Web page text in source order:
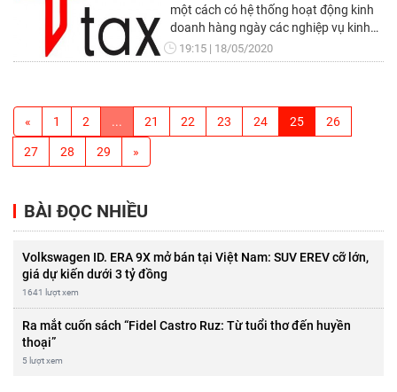
một cách có hệ thống hoạt động kinh
doanh hàng ngày các nghiệp vụ kinh
tế phát sinh và các sự kiện kinh tế khác
như: giám sát, thực hiện các khoản thu
kho hàng mua, xuất kho bán hàng,
tính lương nhân viên…
19:15 18/05/2020
« 1 2 ... 21 22 23 24 25 26
27 28 29 »
BÀI ĐỌC NHIỀU
Volkswagen ID. ERA 9X mở bán tại Việt Nam: SUV EREV cỡ lớn,
giá dự kiến dưới 3 tỷ đồng
1641 lượt xem
Ra mắt cuốn sách “Fidel Castro Ruz: Từ tuổi thơ đến huyền
thoại”
5 lượt xem